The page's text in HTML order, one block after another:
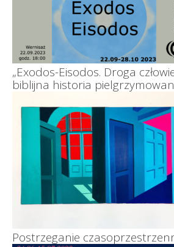
„Exodos-Eisodos. Droga
biblijna historia
Postrzeganie